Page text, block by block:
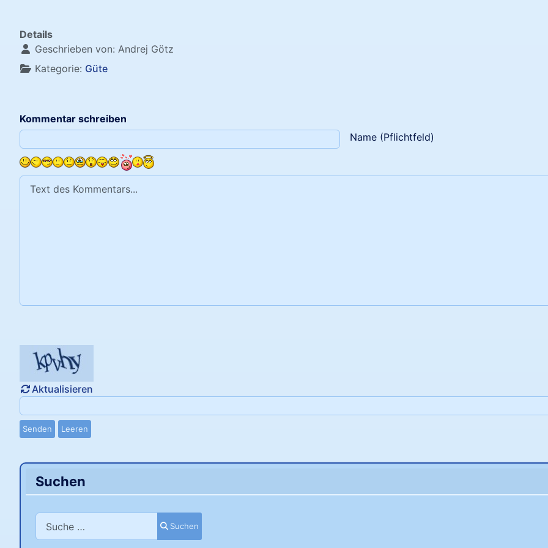
Details
Geschrieben von: Andrej Götz
Kategorie: Güte
Kommentar schreiben
Name (Pflichtfeld)
Text des Kommentars
Aktualisieren
Senden Leeren
Suchen
Suchen
Suchen